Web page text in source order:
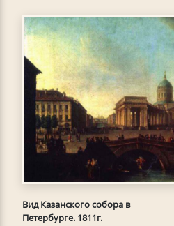
Вид Казанского собора в
Петербурге. 1811г.